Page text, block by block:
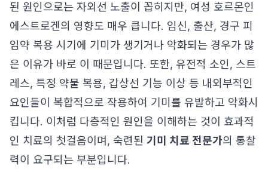
된 원인으로는 자외선 노출이 꼽히지만, 여성 호르몬인
에스트로겐의 영향도 매우 큽니다. 임신, 출산, 경구 피
임약 복용 시기에 기미가 생기거나 악화되는 경우가 많
은 이유가 바로 이 때문입니다. 또한, 유전적 소인, 스트
레스, 특정 약물 복용, 갑상선 기능 이상 등 내외부적인
요인들이 복합적으로 작용하여 기미를 유발하고 악화시
킵니다. 이처럼 다층적인 원인을 이해하는 것이 효과적
인 치료의 첫걸음이며, 숙련된 기미 치료 전문가의 통찰
력이 요구되는 부분입니다.